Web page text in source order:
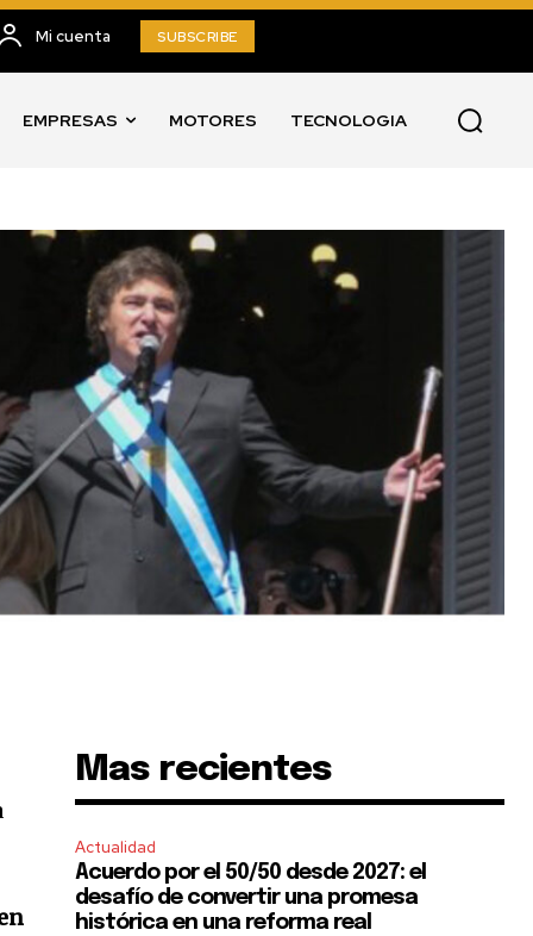
Mi cuenta SUBSCRIBE
EMPRESAS MOTORES TECNOLOGIA
Mas recientes
Actualidad
Acuerdo por el 50/50 desde 2027: el
desafío de convertir una promesa
histórica en una reforma real